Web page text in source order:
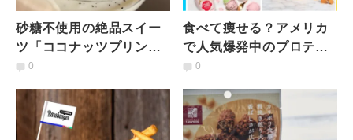
砂糖不使用の絶品スイー
ツ「ココナッツプリン」
｜簡単ビーガンレシピ
0
食べて痩せる？アメリカ
で人気爆発中のプロテイ
ンアイスクリーム
シピ
0